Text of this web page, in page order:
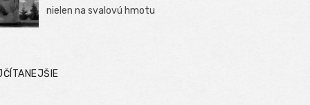
nielen na svalovú hmotu